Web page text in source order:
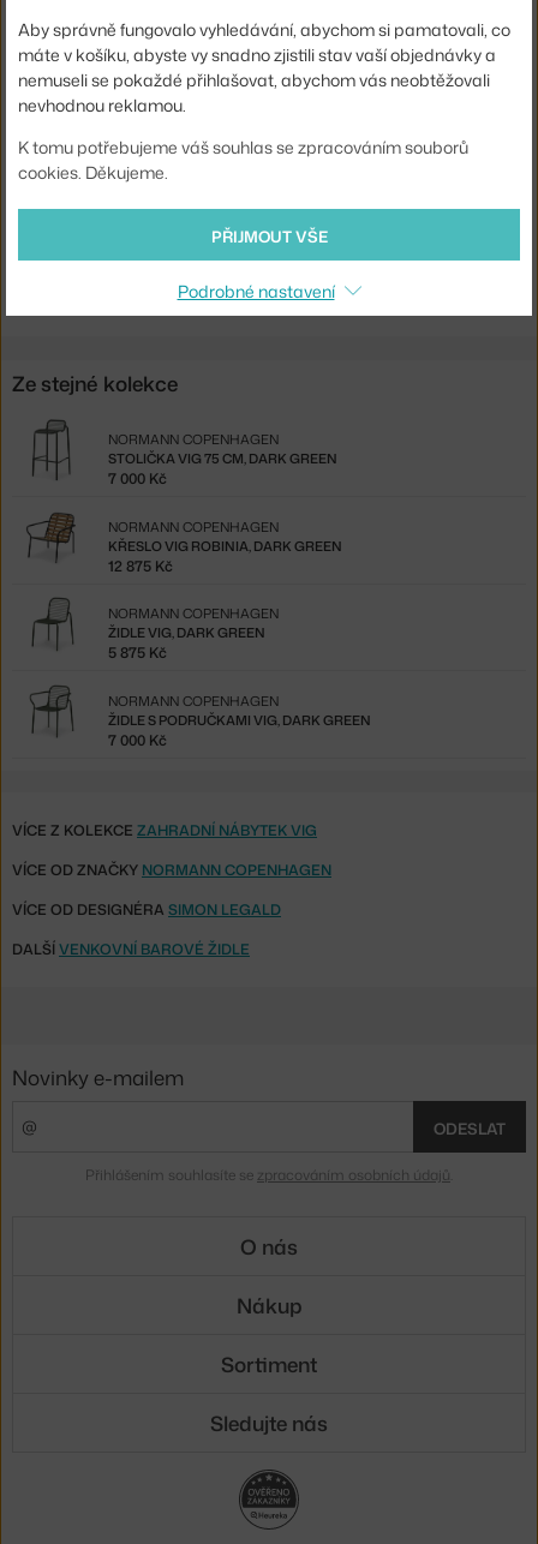
Materiál:
práškově lakovaná ocel
Sedák:
kov
Kód produktu
NCP-608046
EAN
5715396048462
Ste zo Slovenska? Prejdite naStolička Vig 65 cm, black
Shopping from the EU? Switch toVig Barstool 65 cm, black
Ze stejné kolekce
STOLIČKA VIG 75 CM, DARK GREEN
NORMANN COPENHAGEN
7 000 Kč
KŘESLO VIG ROBINIA, DARK GREEN
NORMANN COPENHAGEN
12 875 Kč
ŽIDLE VIG, DARK GREEN
NORMANN COPENHAGEN
5 875 Kč
ŽIDLE S PODRUČKAMI VIG, DARK GREEN
NORMANN COPENHAGEN
7 000 Kč
VÍCE Z KOLEKCE ZAHRADNÍ NÁBYTEK VIG
VÍCE OD ZNAČKY NORMANN COPENHAGEN
VÍCE OD DESIGNÉRA SIMON LEGALD
DALŠÍVENKOVNÍ BAROVÉ ŽIDLE
Aby správně fungovalo vyhledávání, abychom si pamatovali, co
máte v košíku, abyste vy snadno zjistili stav vaší objednávky a
nemuseli se pokaždé přihlašovat, abychom vás neobtěžovali
nevhodnou reklamou.
K tomu potřebujeme váš souhlas se zpracováním souborů
cookies. Děkujeme.
PŘIJMOUT VŠE
Podrobné nastavení
Novinky e-mailem
ODESLAT
Přihlášením souhlasíte se zpracováním osobních údajů
O nás
Nákup
Sortiment
Sledujte nás